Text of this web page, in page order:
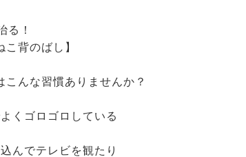
る！
こ背のばし】
こんな習慣ありませんか？
くゴロゴロしている
んでテレビを観たり